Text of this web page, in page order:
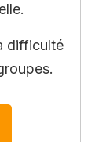
difficulté